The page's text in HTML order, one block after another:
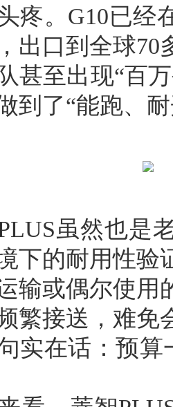
疼。G10已经
出口到全球70
甚至出现“百
到了“能跑、
虽然也是
下的耐用性验
输或偶尔使用
繁接送，难免
实在话：预算